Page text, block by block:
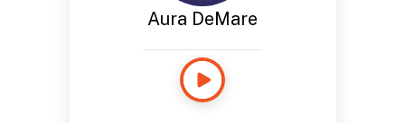
Aura DeMare